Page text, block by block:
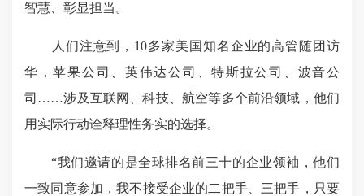
智慧、彰显担当。
人们注意到，10多家美国知名企业的高管随团访
华，苹果公司、英伟达公司、特斯拉公司、波音公
司……涉及互联网、科技、航空等多个前沿领域，他们
用实际行动诠释理性务实的选择。
“我们邀请的是全球排名前三十的企业领袖，他们
一致同意参加，我不接受企业的二把手、三把手，只要